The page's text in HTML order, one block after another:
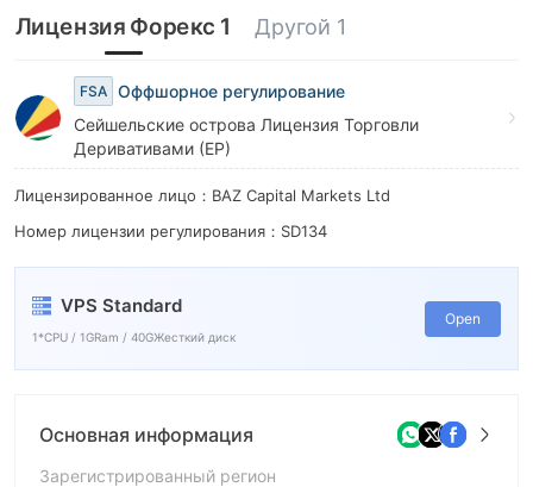
8
9
Лицензия Форекс 1 Другой 1
FSA Оффшорное регулирование
Сейшельские острова Лицензия Торговли
Деривативами (EP)
Лицензированное лицо：BAZ Capital Markets Ltd
Номер лицензии регулирования：SD134
VPS Standard
1*CPU / 1GRam / 40GЖесткий диск
Open
Основная информация
Зарегистрированный регион